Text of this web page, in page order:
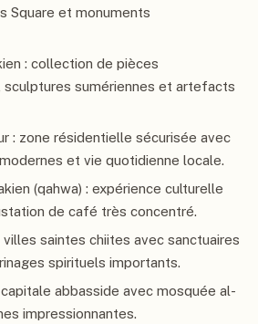
Square et monuments
: collection de pièces
sculptures sumériennes et artefacts
: zone résidentielle sécurisée avec
et vie quotidienne locale.
(qahwa) : expérience culturelle
de café très concentré.
saintes chiites avec sanctuaires
spirituels importants.
capitale abbasside avec mosquée al-
impressionnantes.